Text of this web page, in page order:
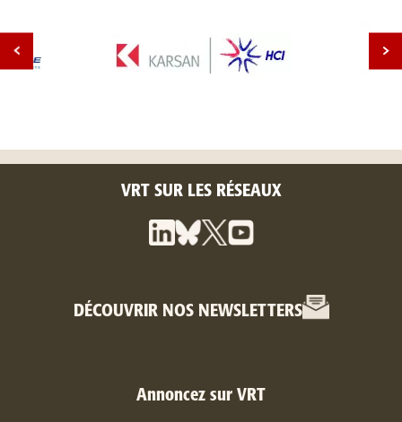
VRT SUR LES RÉSEAUX
DÉCOUVRIR NOS NEWSLETTERS
Annoncez sur VRT